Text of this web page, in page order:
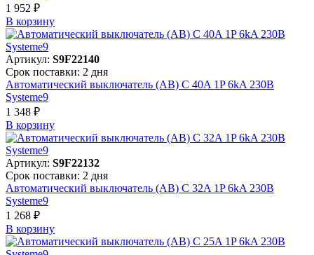
1 952 ₽
В корзинy
Артикул: S9F22140
Срок поставки: 2 дня
Автоматический выключатель (АВ) C 40A 1P 6kA 230В
Systeme9
1 348 ₽
В корзинy
Артикул: S9F22132
Срок поставки: 2 дня
Автоматический выключатель (АВ) C 32A 1P 6kA 230В
Systeme9
1 268 ₽
В корзинy